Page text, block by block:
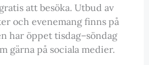
att besöka. Utbud av
och evenemang finns på
har öppet tisdag–söndag
gärna på sociala medier.